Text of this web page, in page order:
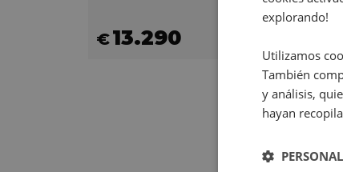
€13.290
explorando!
Utilizamos
También
y análisis,
hayan